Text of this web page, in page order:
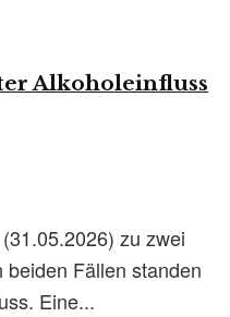
Alkoholeinfluss
zu zwei
Fällen standen
Eine...